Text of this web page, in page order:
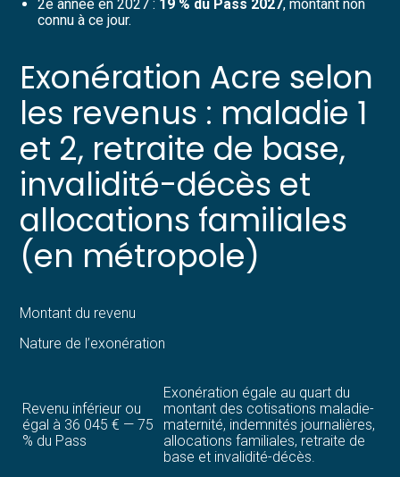
2e année en 2027 : 19 % du Pass 2027, montant non
connu à ce jour.
Exonération Acre selon
les revenus : maladie 1
et 2, retraite de base,
invalidité-décès et
allocations familiales
(en métropole)
Montant du revenu
Nature de l’exonération
Revenu inférieur ou
égal à 36 045 € — 75
% du Pass
Exonération égale au quart du
montant des cotisations maladie-
maternité, indemnités journalières,
allocations familiales, retraite de
base et invalidité-décès.